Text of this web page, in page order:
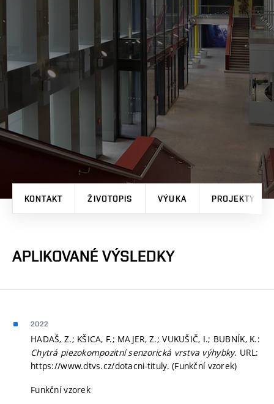
KONTAKT ŽIVOTOPIS VÝUKA PROJEKTY
APLIKOVANÉ VÝSLEDKY
2022
HADAŠ, Z.; KŠICA, F.; MAJER, Z.; VUKUŠIČ, I.; BUBNÍK, K.:
Chytrá piezokompozitní senzorická vrstva výhybky. URL:
https://www.dtvs.cz/dotacni-tituly. (Funkční vzorek)
Funkční vzorek